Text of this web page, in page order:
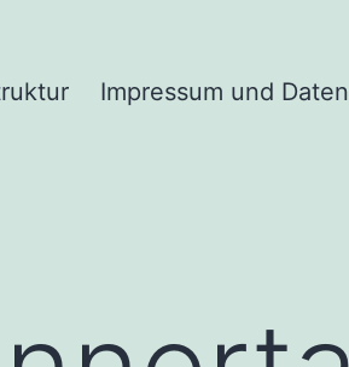
Impressum und